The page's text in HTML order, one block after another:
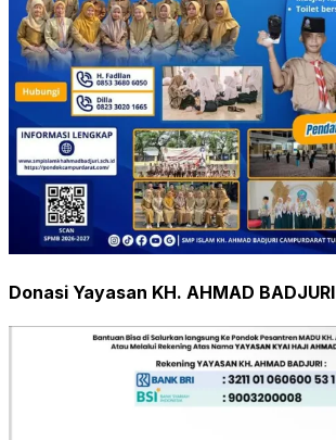
Donasi Yayasan KH. AHMAD BADJURI